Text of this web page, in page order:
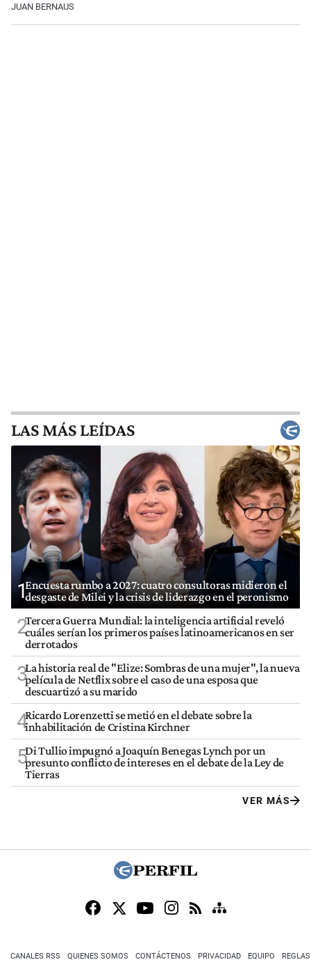
JUAN BERNAUS
LAS MÁS LEÍDAS
1Encuesta rumbo a 2027: cuatro consultoras midieron el
desgaste de Milei y la crisis de liderazgo en el peronismo
2Tercera Guerra Mundial: la inteligencia artificial reveló
cuáles serían los primeros países latinoamericanos en ser
derrotados
3La historia real de "Elize: Sombras de una mujer", la nueva
película de Netflix sobre el caso de una esposa que
descuartizó a su marido
4Ricardo Lorenzetti se metió en el debate sobre la
inhabilitación de Cristina Kirchner
5Di Tullio impugnó a Joaquín Benegas Lynch por un
presunto conflicto de intereses en el debate de la Ley de
Tierras
VER MÁS
CANALES RSS QUIENES SOMOS CONTÁCTENOS PRIVACIDAD EQUIPO